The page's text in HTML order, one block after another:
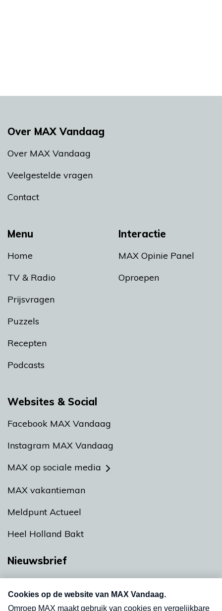
Menu
Home
TV & Radio
Prijsvragen
Puzzels
Recepten
Podcasts
Interactie
MAX Opinie Panel
Oproepen
Over MAX Vandaag
Over MAX Vandaag
Veelgestelde vragen
Contact
Websites & Social
Facebook MAX Vandaag
Instagram MAX Vandaag
MAX op sociale media
MAX vakantieman
Meldpunt Actueel
Heel Holland Bakt
Nieuwsbrief
nieuwsbrief. Elke vrijdag- en dinsdagochtend in
uw mailbox.